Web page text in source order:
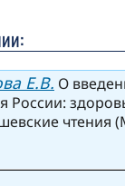
Е.В. О
России:
чтения